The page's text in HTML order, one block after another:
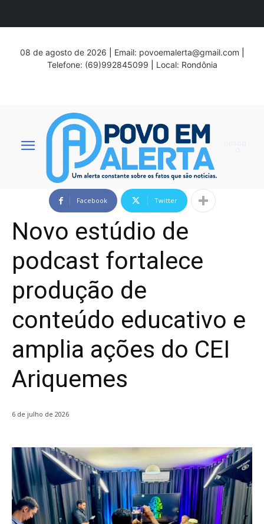
08 de agosto de 2026 Email: povoemalerta@gmail.com
Telefone: (69)992845099
Local: Rondônia
Facebook Twitter
Novo estúdio de
podcast fortalece
produção de
conteúdo educativo e
amplia ações do CEI
Ariquemes
6 de julho de 2026